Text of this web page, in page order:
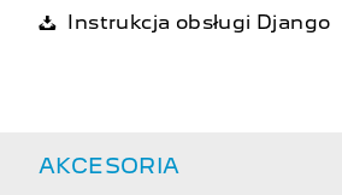
Instrukcja obsługi Django
AKCESORIA